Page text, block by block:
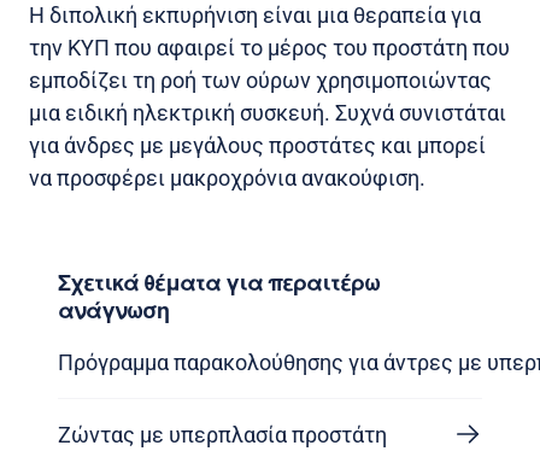
Η διπολική εκπυρήνιση είναι μια θεραπεία για
την ΚΥΠ που αφαιρεί το μέρος του προστάτη που
εμποδίζει τη ροή των ούρων χρησιμοποιώντας
μια ειδική ηλεκτρική συσκευή. Συχνά συνιστάται
για άνδρες με μεγάλους προστάτες και μπορεί
να προσφέρει μακροχρόνια ανακούφιση.
Σχετικά θέματα για περαιτέρω
ανάγνωση
Πρόγραμμα παρακολούθησης για άντρες με
Ζώντας με υπερπλασία προστάτη